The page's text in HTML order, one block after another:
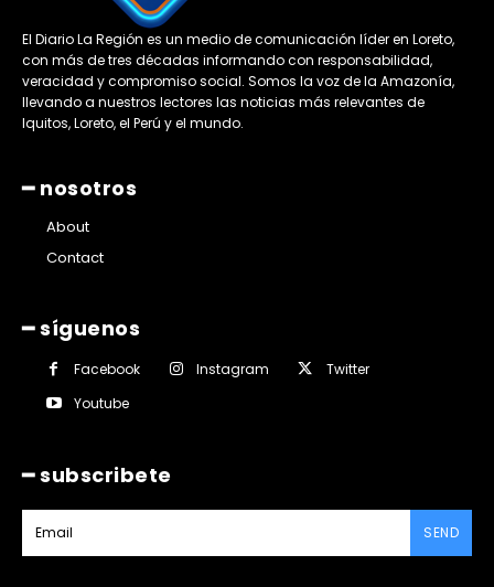
El Diario La Región es un medio de comunicación líder en Loreto,
con más de tres décadas informando con responsabilidad,
veracidad y compromiso social. Somos la voz de la Amazonía,
llevando a nuestros lectores las noticias más relevantes de
Iquitos, Loreto, el Perú y el mundo.
━ nosotros
About
Contact
━ síguenos
Facebook Instagram
Twitter
Youtube
━ subscribete
SEND